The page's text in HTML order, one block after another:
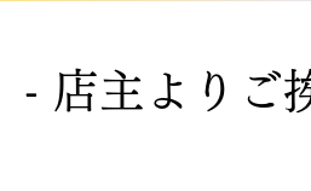
- 店主よりご